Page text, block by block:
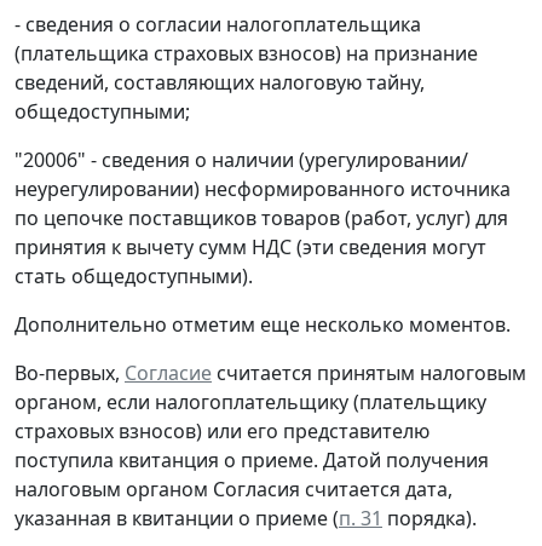
- сведения о согласии налогоплательщика
(плательщика страховых взносов) на признание
сведений, составляющих налоговую тайну,
общедоступными;
"20006" - сведения о наличии (урегулировании/
неурегулировании) несформированного источника
по цепочке поставщиков товаров (работ, услуг) для
принятия к вычету сумм НДС (эти сведения могут
стать общедоступными).
Дополнительно отметим еще несколько моментов.
Во-первых, Согласие считается принятым налоговым
органом, если налогоплательщику (плательщику
страховых взносов) или его представителю
поступила квитанция о приеме. Датой получения
налоговым органом Согласия считается дата,
указанная в квитанции о приеме (п. 31 порядка).